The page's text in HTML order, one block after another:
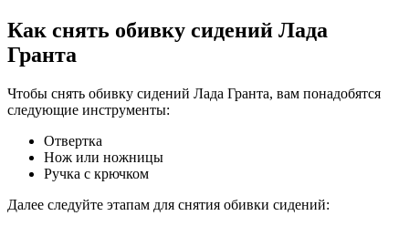
Как снять обивку сидений Лада
Гранта
Чтобы снять обивку сидений Лада Гранта, вам понадобятся
следующие инструменты:
Отвертка
Нож или ножницы
Ручка с крючком
Далее следуйте этапам для снятия обивки сидений: